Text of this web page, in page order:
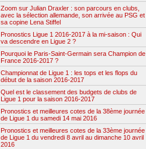
Zoom sur Julian Draxler : son parcours en clubs,
avec la sélection allemande, son arrivée au PSG et
sa copine Lena Stiffel
Pronostics Ligue 1 2016-2017 à la mi-saison : Qui
va descendre en Ligue 2 ?
Pourquoi le Paris-Saint-Germain sera Champion de
France 2016-2017 ?
Championnat de Ligue 1 : les tops et les flops du
début de la saison 2016-2017
Quel est le classement des budgets de clubs de
Ligue 1 pour la saison 2016-2017
Pronostics et meilleures cotes de la 38ème journée
de Ligue 1 du samedi 14 mai 2016
Pronostics et meilleures cotes de la 33ème journée
de Ligue 1 du vendredi 8 avril au dimanche 10 avril
2016